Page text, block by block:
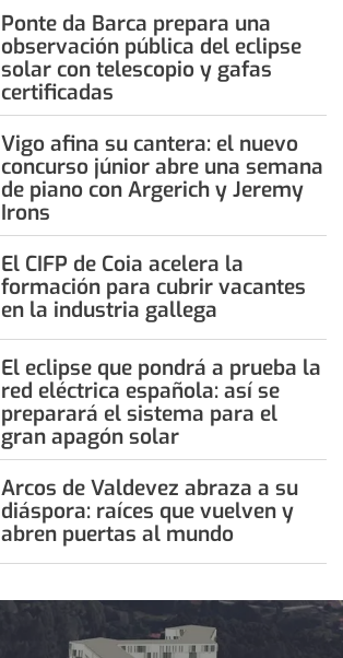
Ponte da Barca prepara una
observación pública del eclipse
solar con telescopio y gafas
certificadas
Vigo afina su cantera: el nuevo
concurso júnior abre una semana
de piano con Argerich y Jeremy
Irons
El CIFP de Coia acelera la
formación para cubrir vacantes
en la industria gallega
El eclipse que pondrá a prueba la
red eléctrica española: así se
preparará el sistema para el
gran apagón solar
Arcos de Valdevez abraza a su
diáspora: raíces que vuelven y
abren puertas al mundo